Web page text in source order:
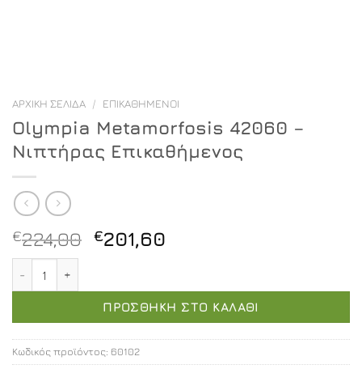
ΑΡΧΙΚΉ ΣΕΛΊΔΑ / ΕΠΙΚΑΘΉΜΕΝΟΙ
Olympia Metamorfosis 42060 –
Νιπτήρας Επικαθήμενος
€224,00 Original
€224,00.
€201,60
είναι:
€201,60.
ΠΡΟΣΘΉΚΗ ΣΤΟ ΚΑΛΆΘΙ
Κωδικός προϊόντος: 60102